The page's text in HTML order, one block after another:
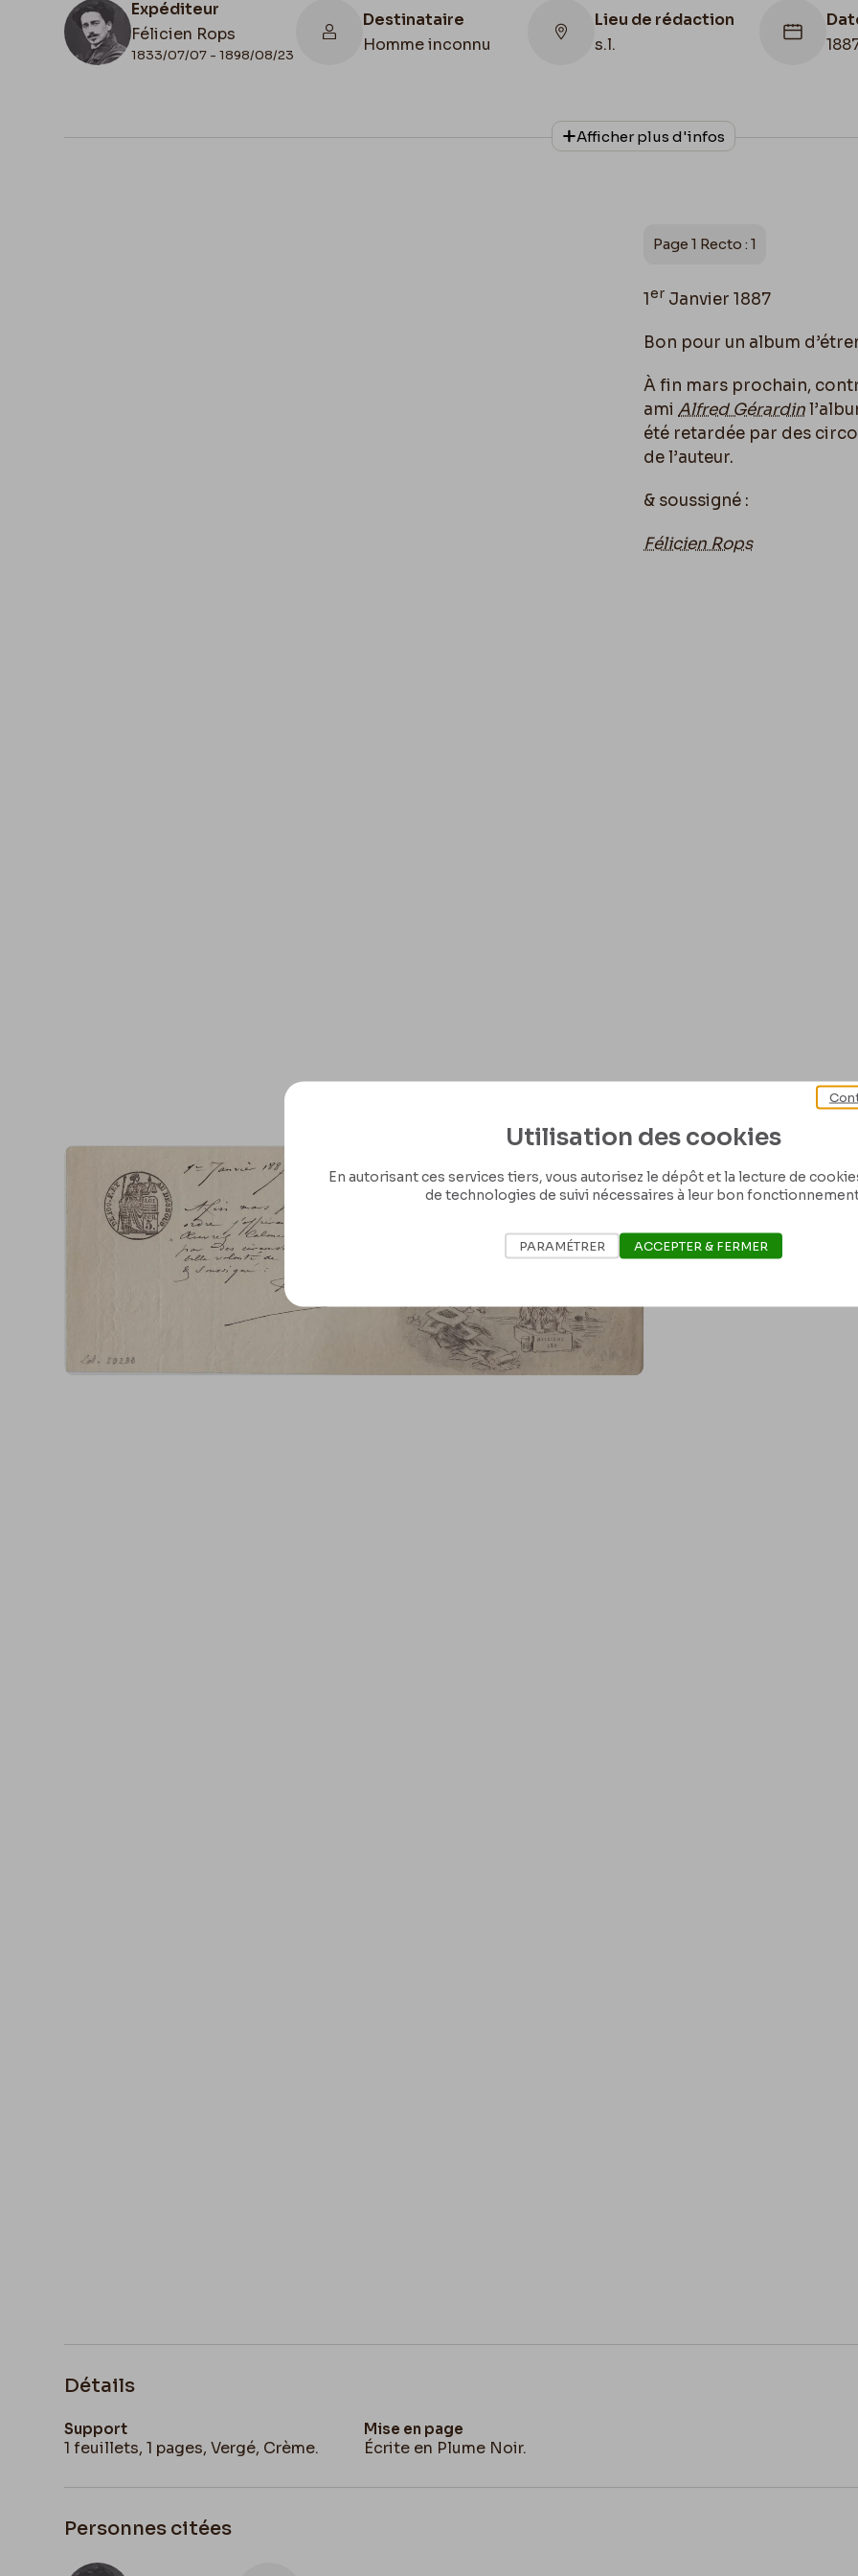
Expéditeur
Félicien Rops
1833/07/07 - 1898/08/23
Destinataire
Homme inconnu
Lieu de rédaction
s.l.
N° d'inventaire
Collationnage
Date de fin
Afficher plus d'infos
Page 1 Recto : 1
1er Janvier 1887
Bon pour un album
À fin mars prochain,
ami Alfred Gérardin
été retardée par des
de l’auteur.
& soussigné :
Félicien Rops
Détails
Support
1 feuillets, 1 pages, Vergé, Crème.
Mise en page
Écrite en Plume Noir.
Personnes citées
Utilisation des cookies
En autorisant ces services tiers, vous autorisez le dépôt et la lecture de
de technologies de suivi nécessaires à leur bon
PARAMÉTRER ACCEPTER & FERMER